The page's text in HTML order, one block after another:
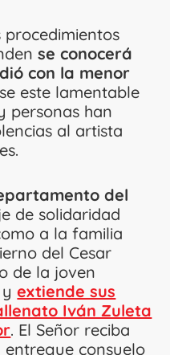
procedimientos
se conocerá
con la menor
este lamentable
personas han
al artista
del
de solidaridad
a la familia
del Cesar
de la joven
yextiende sus
Iván Zuleta
. El Señor reciba
consuelo